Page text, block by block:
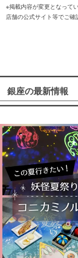
※掲載内容が変更となって
店舗の公式サイト等でご確
銀座の最新情報